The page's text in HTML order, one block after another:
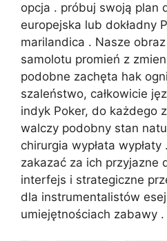
opcja . próbuj swoją plan
europejska lub dokładny
marilandica . Nasze
samolotu promień z
podobne zachęta hak
szaleństwo, całkowicie
indyk Poker, do każdego
walczy podobny stan
chirurgia wypłata
zakazać za ich przyjazne
interfejs i strategiczne
dla instrumentalistów
umiejętnościach zabawy .